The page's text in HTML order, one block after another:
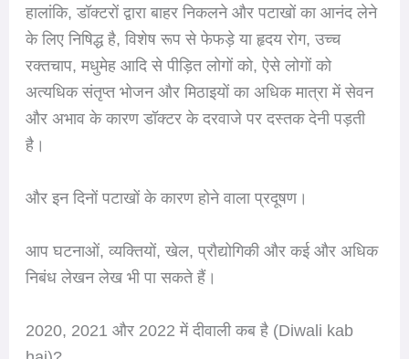
हालांकि, डॉक्टरों द्वारा बाहर निकलने और पटाखों का आनंद लेने
के लिए निषिद्ध है, विशेष रूप से फेफड़े या हृदय रोग, उच्च
रक्तचाप, मधुमेह आदि से पीड़ित लोगों को, ऐसे लोगों को
अत्यधिक संतृप्त भोजन और मिठाइयों का अधिक मात्रा में सेवन
और अभाव के कारण डॉक्टर के दरवाजे पर दस्तक देनी पड़ती
है।
और इन दिनों पटाखों के कारण होने वाला प्रदूषण।
आप घटनाओं, व्यक्तियों, खेल, प्रौद्योगिकी और कई और अधिक
निबंध लेखन लेख भी पा सकते हैं।
2020, 2021 और 2022 में दीवाली कब है (Diwali kab